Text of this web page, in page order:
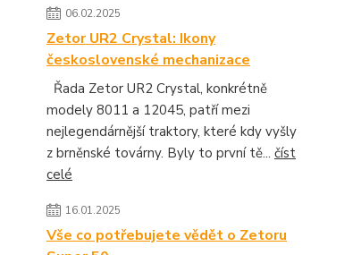
06.02.2025
Zetor UR2 Crystal: Ikony
československé mechanizace
Řada Zetor UR2 Crystal, konkrétně
modely 8011 a 12045, patří mezi
nejlegendárnější traktory, které kdy vyšly
z brněnské továrny. Byly to první tě... číst
celé
16.01.2025
Vše co potřebujete vědět o Zetoru